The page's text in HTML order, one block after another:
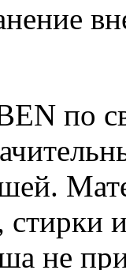
по
стирки
не